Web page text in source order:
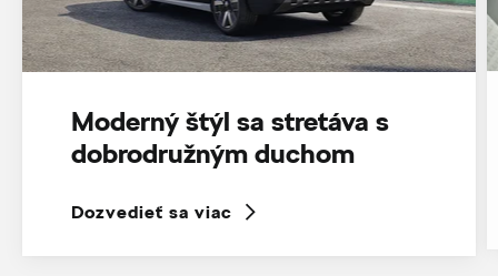
Moderný štýl sa stretáva s
dobrodružným duchom
Dozvedieť sa viac